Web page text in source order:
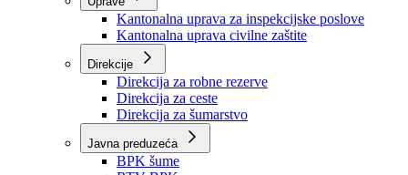
Zavod za besplatnu pravnu pomoć
Pedagoški zavod
Kantonalna uprava za inspekcijske poslove
Kantonalna uprava civilne zaštite
Direkcije
Direkcija za robne rezerve
Direkcija za ceste
Direkcija za šumarstvo